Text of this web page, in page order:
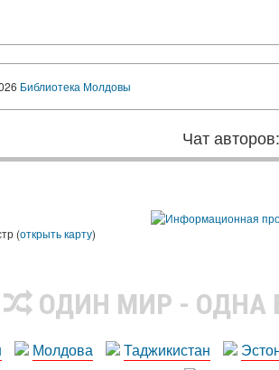
Библиотека Молдовы
Чат авторов:
(открыть карту)
ОДИН МИР - ОДНА
Молдова Таджикистан